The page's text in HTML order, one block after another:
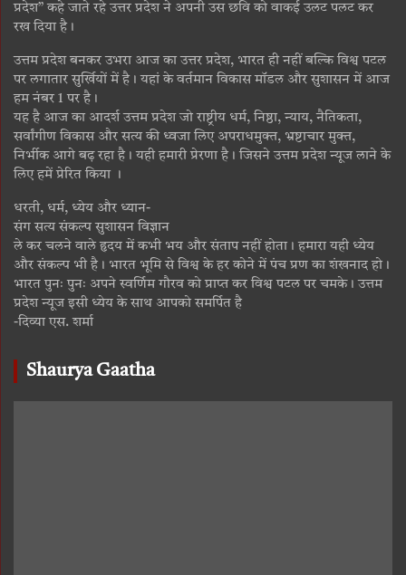
प्रदेश” कहे जाते रहे उत्तर प्रदेश ने अपनी उस छवि को वाकई उलट पलट कर
रख दिया है।
उत्तम प्रदेश बनकर उभरा आज का उत्तर प्रदेश, भारत ही नहीं बल्कि विश्व पटल
पर लगातार सुर्खियों में है। यहां के वर्तमान विकास मॉडल और सुशासन में आज
हम नंबर 1 पर है।
यह है आज का आदर्श उत्तम प्रदेश जो राष्ट्रीय धर्म, निष्ठा, न्याय, नैतिकता,
सर्वांगीण विकास और सत्य की ध्वजा लिए अपराधमुक्त, भ्रष्टाचार मुक्त,
निर्भीक आगे बढ़ रहा है। यही हमारी प्रेरणा है। जिसने उत्तम प्रदेश न्यूज लाने के
लिए हमें प्रेरित किया ।
धरती, धर्म, ध्येय और ध्यान-
संग सत्य संकल्प सुशासन विज्ञान
ले कर चलने वाले हृदय में कभी भय और संताप नहीं होता। हमारा यही ध्येय
और संकल्प भी है। भारत भूमि से विश्व के हर कोने में पंच प्रण का शंखनाद हो।
भारत पुनः पुनः अपने स्वर्णिम गौरव को प्राप्त कर विश्व पटल पर चमके। उत्तम
प्रदेश न्यूज इसी ध्येय के साथ आपको समर्पित है
-दिव्या एस. शर्मा
Shaurya Gaatha